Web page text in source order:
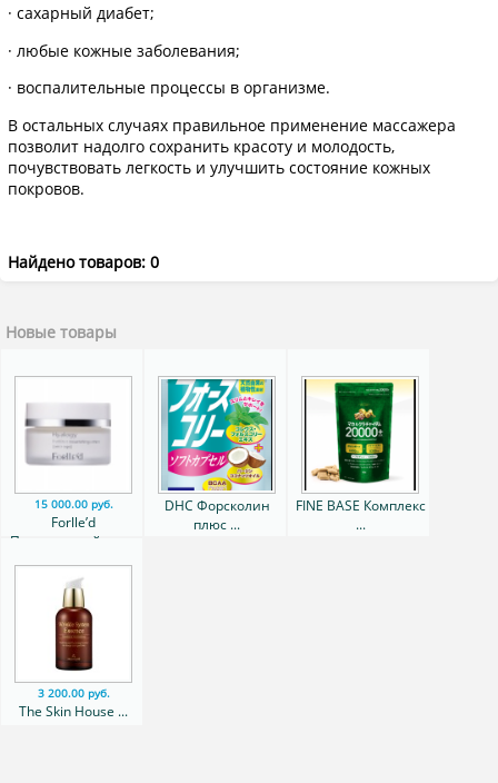
· сахарный диабет;
· любые кожные заболевания;
· воспалительные процессы в организме.
В остальных случаях правильное применение массажера
позволит надолго сохранить красоту и молодость,
почувствовать легкость и улучшить состояние кожных
покровов.
Найдено товаров: 0
Новые товары
15 000.00 руб.
Forlle’d
Питательный крем
DHC Форсколин
плюс ...
FINE BASE Комплекс
...
3 200.00 руб.
The Skin House ...